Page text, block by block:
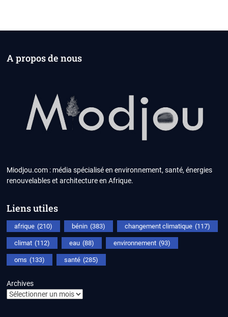
A propos de nous
Miodjou.com : média spécialisé en environnement, santé, énergies
renouvelables et architecture en Afrique.
Liens utiles
afrique (210) bénin (383) changement climatique (117)
climat (112) eau (88) environnement (93)
oms (133) santé (285)
Archives